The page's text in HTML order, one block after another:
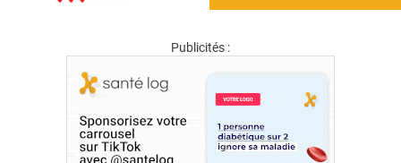
Publicités :